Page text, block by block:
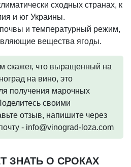
сходных странах, к
и юг Украины.
и температурный режим,
вещества ягоды.
скажет, что выращенный на
на вино, это
получения марочных
своими
отзыв, напишите через
- info@vinograd-loza.com
ЗНАТЬ О СРОКАХ